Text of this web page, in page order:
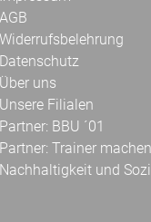
AGB
Widerrufsbelehrung
Datenschutz
Über uns
Unsere Filialen
Partner: BBU ´01
Partner: Trainer
Nachhaltigkeit und